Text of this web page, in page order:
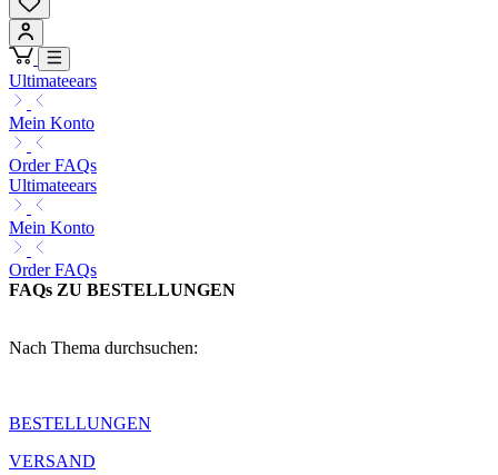
Ultimateears
Mein Konto
Order FAQs
Ultimateears
Mein Konto
Order FAQs
FAQs ZU BESTELLUNGEN
Nach Thema durchsuchen:
BESTELLUNGEN
VERSAND